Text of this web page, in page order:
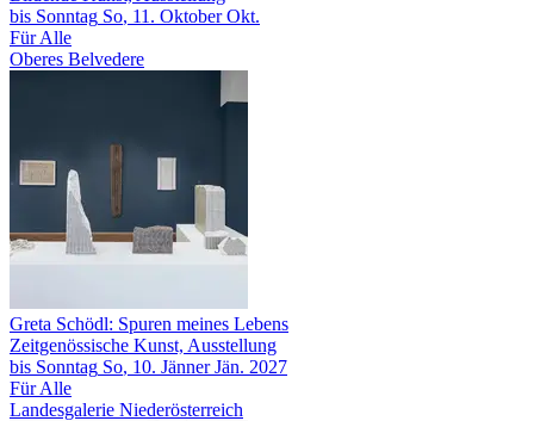
bis Sonntag So, 11. Oktober Okt.
Für Alle
Oberes Belvedere
Greta Schödl: Spuren meines Lebens
Zeitgenössische Kunst, Ausstellung
bis Sonntag So, 10. Jänner Jän. 2027
Für Alle
Landesgalerie Niederösterreich